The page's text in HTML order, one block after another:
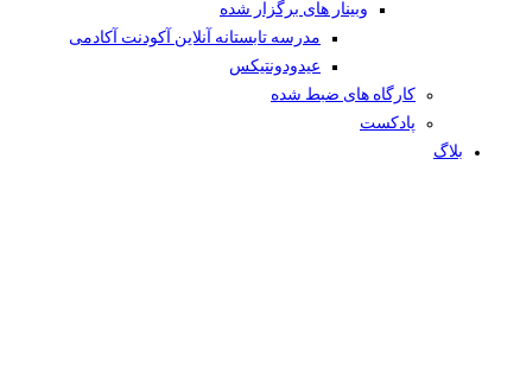
وبینار های برگزار شده
مدرسه تابستانه آنلاین آکودنت آکادمی
عیدودونتیکس
کارگاه های ضبط شده
پادکست
بلاگ